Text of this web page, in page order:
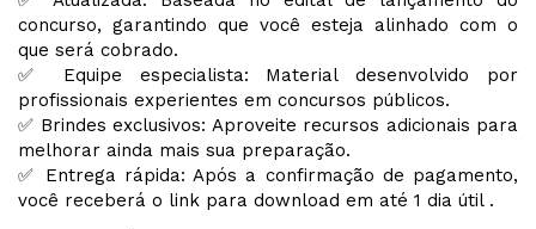
concurso, garantindo que você esteja alinhado com o
que será cobrado.
✅ Equipe especialista: Material desenvolvido por
profissionais experientes em concursos públicos.
✅ Brindes exclusivos: Aproveite recursos adicionais para
melhorar ainda mais sua preparação.
✅ Entrega rápida: Após a confirmação de pagamento,
você receberá o link para download em até 1 dia útil .